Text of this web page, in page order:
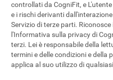
controllati da CogniFit, e
e i rischi derivanti
Servizio di terze parti.
l'Informativa sulla privacy di
terzi. Lei è responsabile della
termini e delle condizioni e della
applica al suo utilizzo di